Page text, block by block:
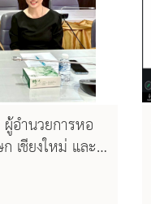
อำนวยการหอ
เชียงใหม่ และ
รียมความ